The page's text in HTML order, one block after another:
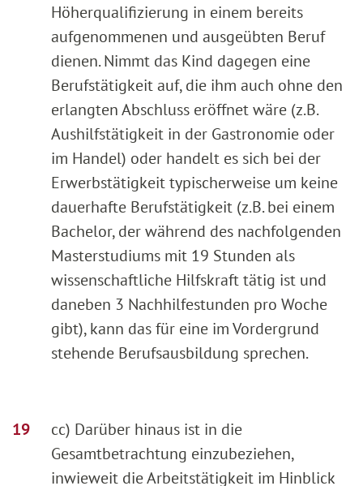
Höherqualifizierung in einem bereits
aufgenommenen und ausgeübten Beruf
dienen. Nimmt das Kind dagegen eine
Berufstätigkeit auf, die ihm auch ohne den
erlangten Abschluss eröffnet wäre (z.B.
Aushilfstätigkeit in der Gastronomie oder
im Handel) oder handelt es sich bei der
Erwerbstätigkeit typischerweise um keine
dauerhafte Berufstätigkeit (z.B. bei einem
Bachelor, der während des nachfolgenden
Masterstudiums mit 19 Stunden als
wissenschaftliche Hilfskraft tätig ist und
daneben 3 Nachhilfestunden pro Woche
gibt), kann das für eine im Vordergrund
stehende Berufsausbildung sprechen.
cc) Darüber hinaus ist in die
Gesamtbetrachtung einzubeziehen,
inwieweit die Arbeitstätigkeit im Hinblick